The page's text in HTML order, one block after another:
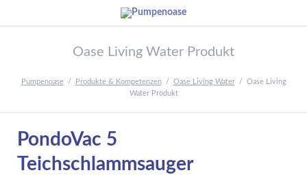
Oase Living Water Produkt
Pumpenoase Produkte & Kompetenzen Oase Living Water
Oase Living
Water Produkt
PondoVac 5
Teichschlammsauger